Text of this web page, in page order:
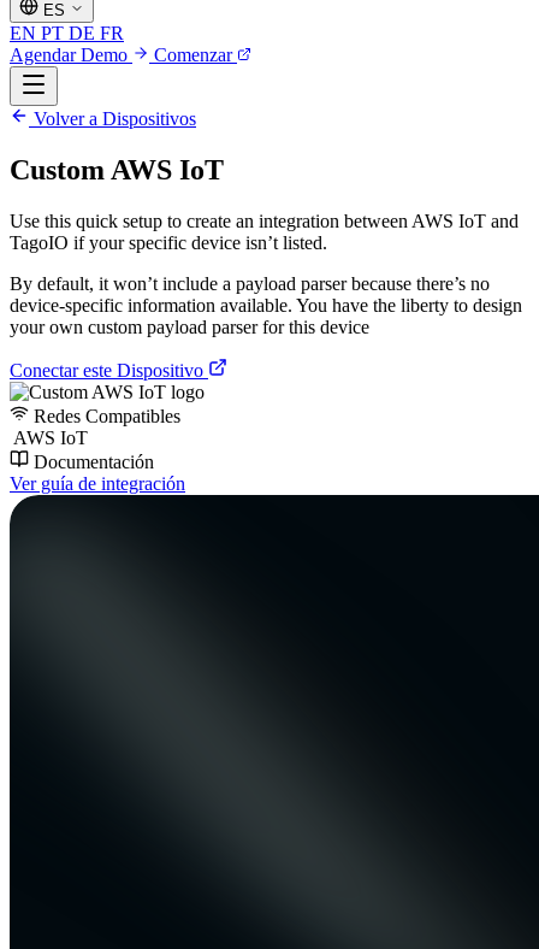
ES
EN PT DE FR
Agendar Demo
Comenzar
Volver a Dispositivos
Custom AWS IoT
Use this quick setup to create an integration between AWS IoT and
TagoIO if your specific device isn’t listed.
By default, it won’t include a payload parser because there’s no
device-specific information available. You have the liberty to design
your own custom payload parser for this device
Conectar este Dispositivo
Redes Compatibles
AWS IoT
Documentación
Ver guía de integración